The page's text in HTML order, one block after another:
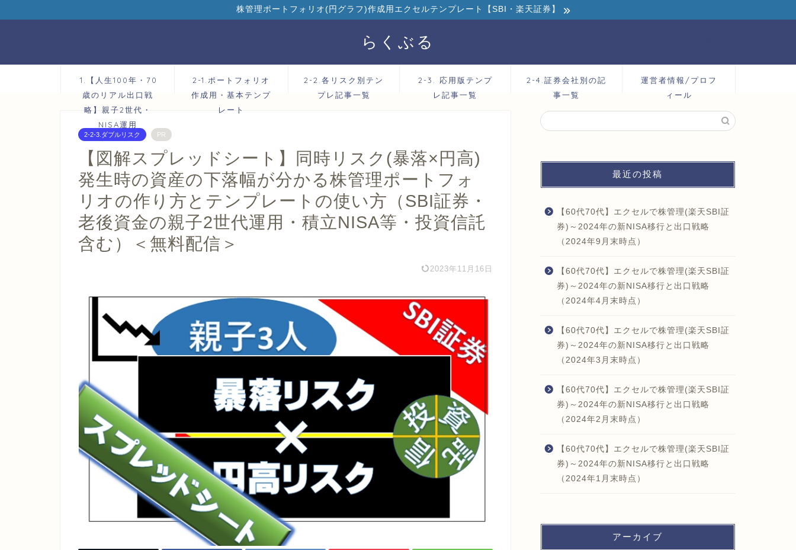
株管理ポートフォリオ(円グラフ)作成用エクセルテンプレート【SBI・楽天証券】
らくぶる
1.【人生100年・70
歳のリアル出口戦
略】親子2世代・
NISA運用
2-1.ポートフォリオ
作成用・基本テンプ
レート
2-2.各リスク別テン
プレ記事一覧
2-3. 応用版テンプ
レ記事一覧
2-4.証券会社別の記
事一覧
運営者情報/プロフ
ィール
2-2-3.ダブルリスク PR
【図解スプレッドシート】同時リスク(暴落×円高)
発生時の資産の下落幅が分かる株管理ポートフォ
リオの作り方とテンプレートの使い方（SBI証券・
老後資金の親子2世代運用・積立NISA等・投資信託
含む）＜無料配信＞
2023年11月16日
最近の投稿
【60代70代】エクセルで株管理(楽天SBI証
券)～2024年の新NISA移行と出口戦略
（2024年9月末時点）
【60代70代】エクセルで株管理(楽天SBI証
券)～2024年の新NISA移行と出口戦略
（2024年4月末時点）
【60代70代】エクセルで株管理(楽天SBI証
券)～2024年の新NISA移行と出口戦略
（2024年3月末時点）
【60代70代】エクセルで株管理(楽天SBI証
券)～2024年の新NISA移行と出口戦略
（2024年2月末時点）
【60代70代】エクセルで株管理(楽天SBI証
券)～2024年の新NISA移行と出口戦略
（2024年1月末時点）
アーカイブ